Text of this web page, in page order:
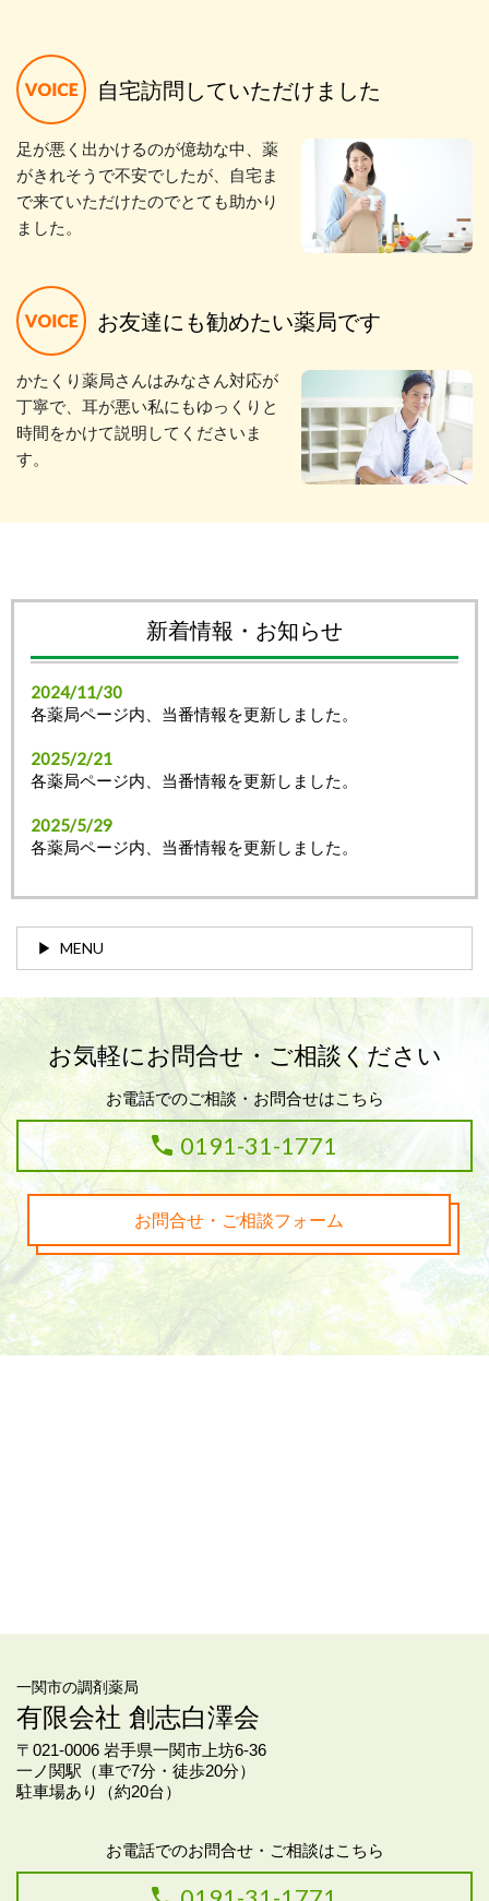
自宅訪問していただけました
足が悪く出かけるのが億劫な中、薬
がきれそうで不安でしたが、自宅ま
で来ていただけたのでとても助かり
ました。
お友達にも勧めたい薬局です
かたくり薬局さんはみなさん対応が
丁寧で、耳が悪い私にもゆっくりと
時間をかけて説明してくださいま
す。
新着情報・お知らせ
2024/11/30
各薬局ページ内、当番情報を更新しました。
2025/2/21
各薬局ページ内、当番情報を更新しました。
2025/5/29
各薬局ページ内、当番情報を更新しました。
MENU
お気軽にお問合せ・ご相談ください
お電話でのご相談・お問合せはこちら
0191-31-1771
お問合せ・ご相談フォーム
一関市の調剤薬局
有限会社 創志白澤会
〒021-0006 岩手県一関市上坊6-36
一ノ関駅（車で7分・徒歩20分）
駐車場あり（約20台）
お電話でのお問合せ・ご相談はこちら